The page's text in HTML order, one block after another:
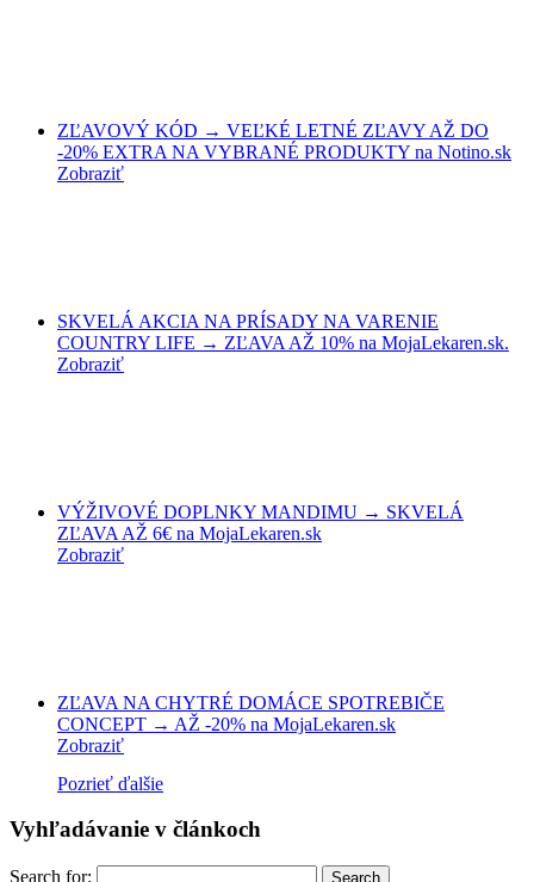
ZĽAVOVÝ KÓD → VEĽKÉ LETNÉ ZĽAVY AŽ DO
-20% EXTRA NA VYBRANÉ PRODUKTY na Notino.sk
Zobraziť
SKVELÁ AKCIA NA PRÍSADY NA VARENIE
COUNTRY LIFE → ZĽAVA AŽ 10% na MojaLekaren.sk.
Zobraziť
VÝŽIVOVÉ DOPLNKY MANDIMU → SKVELÁ
ZĽAVA AŽ 6€ na MojaLekaren.sk
Zobraziť
ZĽAVA NA CHYTRÉ DOMÁCE SPOTREBIČE
CONCEPT → AŽ -20% na MojaLekaren.sk
Zobraziť
Pozrieť ďalšie
Vyhľadávanie v článkoch
Search for: Search